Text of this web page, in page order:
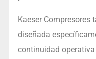
Kaeser
diseñada
continuidad